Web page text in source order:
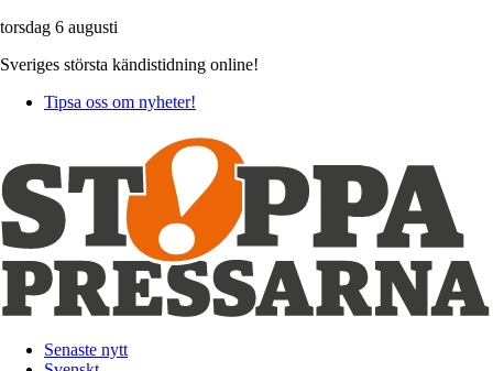
torsdag 6 augusti
Sveriges största kändistidning online!
Tipsa oss om nyheter!
Senaste nytt